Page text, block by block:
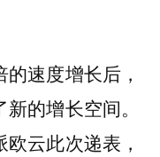
速度增长后，
的增长空间。
云此次递表，